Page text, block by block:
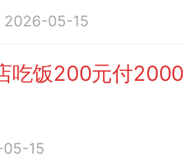
2026-05-15
吃饭200元付2000
15